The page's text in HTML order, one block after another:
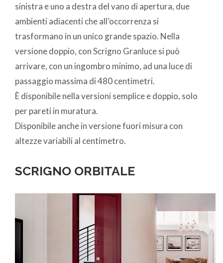
sinistra e uno a destra del vano di apertura, due
ambienti adiacenti che all’occorrenza si
trasformano in un unico grande spazio. Nella
versione doppio, con Scrigno Granluce si può
arrivare, con un ingombro minimo, ad una luce di
passaggio massima di 480 centimetri.
È disponibile nella versioni semplice e doppio, solo
per pareti in muratura.
Disponibile anche in versione fuori misura con
altezze variabili al centimetro.
SCRIGNO ORBITALE